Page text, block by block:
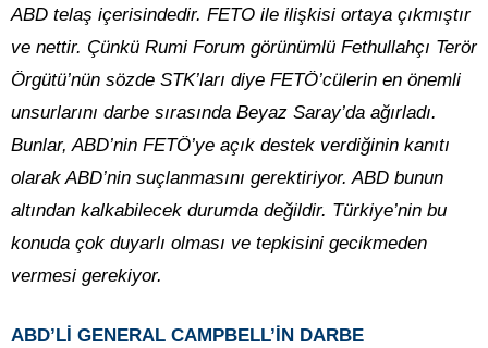
ABD telaş içerisindedir. FETO ile ilişkisi ortaya çıkmıştır
ve nettir. Çünkü Rumi Forum görünümlü Fethullahçı Terör
Örgütü’nün sözde STK’ları diye FETÖ’cülerin en önemli
unsurlarını darbe sırasında Beyaz Saray’da ağırladı.
Bunlar, ABD’nin FETÖ’ye açık destek verdiğinin kanıtı
olarak ABD’nin suçlanmasını gerektiriyor. ABD bunun
altından kalkabilecek durumda değildir. Türkiye’nin bu
konuda çok duyarlı olması ve tepkisini gecikmeden
vermesi gerekiyor.
ABD’Lİ GENERAL CAMPBELL’İN DARBE